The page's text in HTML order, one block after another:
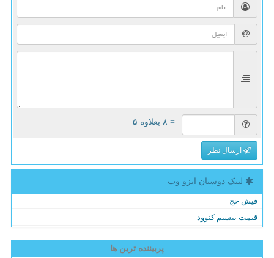
= ۸ بعلاوه ۵
ارسال نظر
لینک دوستان ایزو وب
فیش حج
قیمت بیسیم کنوود
پربیننده ترین ها